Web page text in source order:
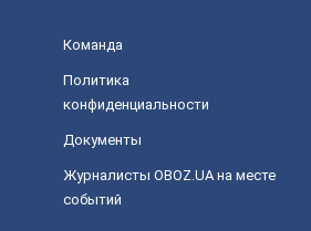
Команда
Политика
конфиденциальности
Документы
Журналисты OBOZ.UA на месте
событий